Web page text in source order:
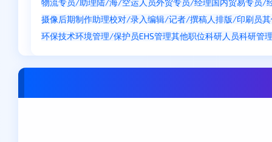
物流专员/助理陆/海/空运人员外贸专员/经理国内贸易专员/
摄像后期制作助理校对/录入编辑/记者/撰稿人排版/印刷员
环保技术环境管理/保护员EHS管理其他职位科研人员科研管
重庆